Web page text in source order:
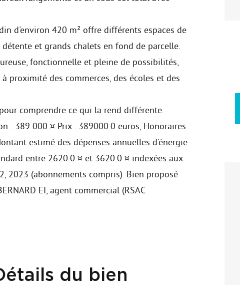
d'environ 420 m² offre différents espaces de
et grands chalets en fond de parcelle.
fonctionnelle et pleine de possibilités,
proximité des commerces, des écoles et des
comprendre ce qui la rend différente.
: 389 000 ¤ Prix : 389000.0 euros, Honoraires
estimé des dépenses annuelles d'énergie
entre 2620.0 ¤ et 3620.0 ¤ indexées aux
2023 (abonnements compris). Bien proposé
EI, agent commercial (RSAC
du bien